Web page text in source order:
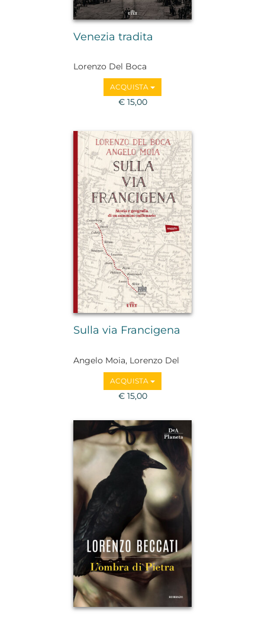
Venezia tradita
Lorenzo Del Boca
ACQUISTA
€ 15,00
Sulla via Francigena
Angelo Moia, Lorenzo Del
ACQUISTA
€ 15,00